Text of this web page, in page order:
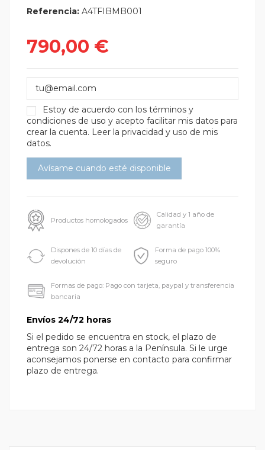
Referencia: A4TFIBMB001
790,00 €
Estoy de acuerdo con los términos y
condiciones de uso y acepto facilitar mis datos para
crear la cuenta. Leer la privacidad y uso de mis
datos.
Productos homologados
Calidad y 1 año de
garantía
Dispones de 10 días de
devolución
Forma de pago 100%
seguro
Formas de pago: Pago con tarjeta, paypal y transferencia
bancaria
Envíos 24/72 horas
Si el pedido se encuentra en stock, el plazo de
entrega son 24/72 horas a la Península. Si le urge
aconsejamos ponerse en contacto para confirmar
plazo de entrega.